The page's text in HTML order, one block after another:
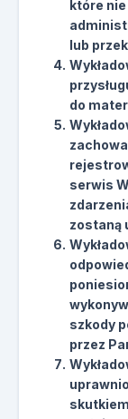
które
lub
do
serwis
zostaną
szkody
przez